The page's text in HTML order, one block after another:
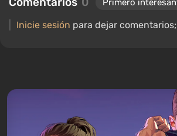
Inicie sesión para dejar comentarios;